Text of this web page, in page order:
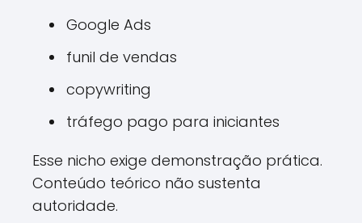
Google Ads
funil de vendas
copywriting
tráfego pago para iniciantes
Esse nicho exige demonstração prática.
Conteúdo teórico não sustenta
autoridade.